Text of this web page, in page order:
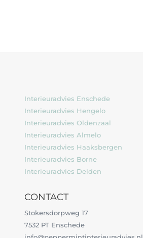
Interieuradvies Enschede
Interieuradvies Hengelo
Interieuradvies Oldenzaal
Interieuradvies Almelo
Interieuradvies Haaksbergen
Interieuradvies Borne
Interieuradvies Delden
CONTACT
Stokersdorpweg 17
7532 PT Enschede